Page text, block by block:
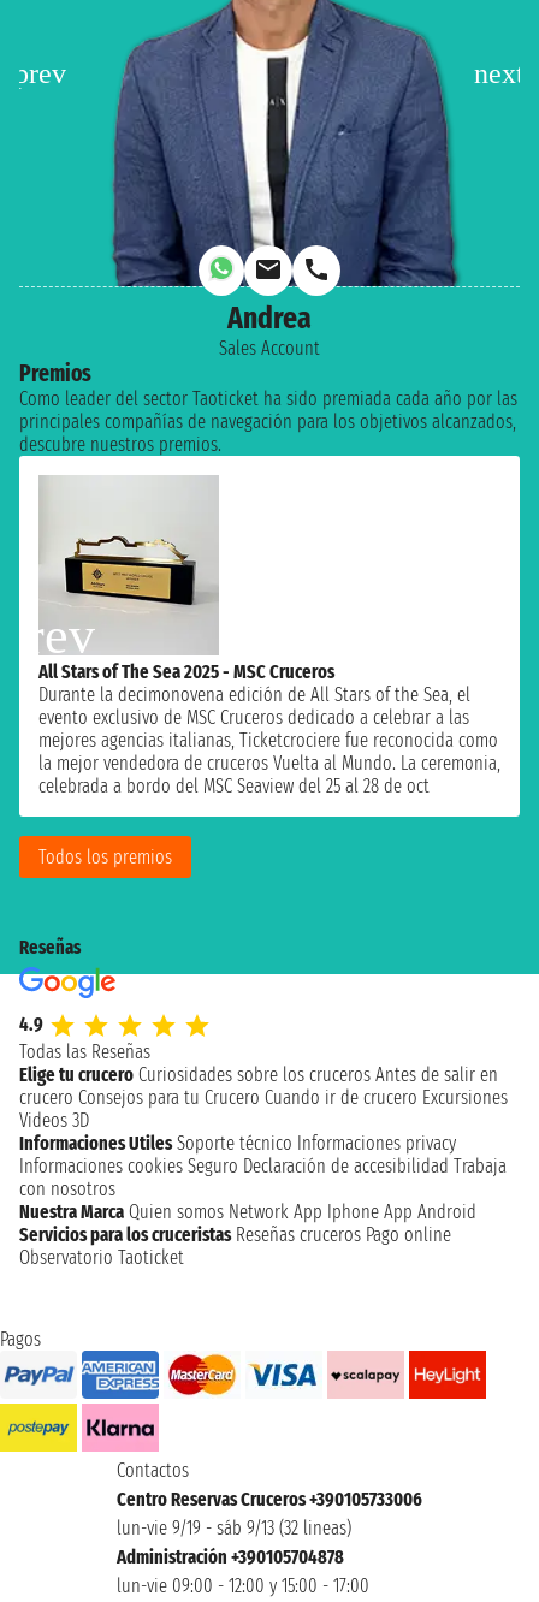
Andrea
Sales Account
Premios
Como leader del sector Taoticket ha sido premiada cada año por las
principales compañías de navegación para los objetivos alcanzados,
descubre nuestros premios.
All Stars of The Sea 2025 - MSC Cruceros
Durante la decimonovena edición de All Stars of the Sea, el
evento exclusivo de MSC Cruceros dedicado a celebrar a las
mejores agencias italianas, Ticketcrociere fue reconocida como
la mejor vendedora de cruceros Vuelta al Mundo. La ceremonia,
celebrada a bordo del MSC Seaview del 25 al 28 de oct
Todos los premios
Reseñas
4.9
Todas las Reseñas
Elige tu crucero Curiosidades sobre los cruceros Antes de salir en
crucero Consejos para tu Crucero Cuando ir de crucero Excursiones
Videos 3D
Informaciones Utiles Soporte técnico Informaciones privacy
Informaciones cookies Seguro Declaración de accesibilidad Trabaja
con nosotros
Nuestra Marca Quien somos Network App Iphone App Android
Servicios para los cruceristas Reseñas cruceros Pago online
Observatorio Taoticket
Pagos
Contactos
Centro Reservas Cruceros +390105733006
lun-vie 9/19 - sáb 9/13 (32 lineas)
Administración +390105704878
lun-vie 09:00 - 12:00 y 15:00 - 17:00